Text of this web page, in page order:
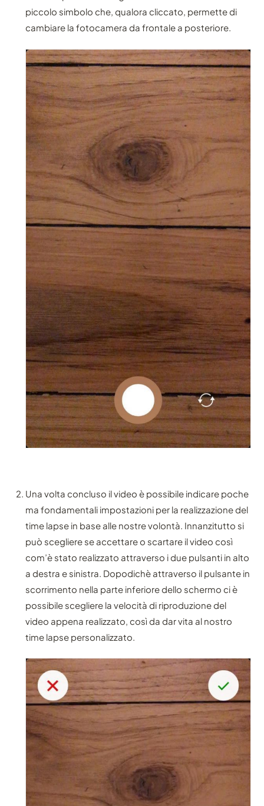
piccolo simbolo che, qualora cliccato, permette di
cambiare la fotocamera da frontale a posteriore.
Una volta concluso il video è possibile indicare poche
ma fondamentali impostazioni per la realizzazione del
time lapse in base alle nostre volontà. Innanzitutto si
può scegliere se accettare o scartare il video così
com’è stato realizzato attraverso i due pulsanti in alto
a destra e sinistra. Dopodichè attraverso il pulsante in
scorrimento nella parte inferiore dello schermo ci è
possibile scegliere la velocità di riproduzione del
video appena realizzato, così da dar vita al nostro
time lapse personalizzato.